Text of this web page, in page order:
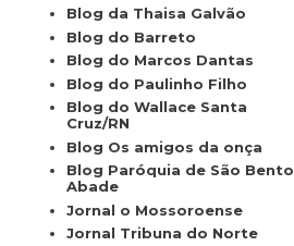
Blog da Thaisa Galvão
Blog do Barreto
Blog do Marcos Dantas
Blog do Paulinho Filho
Blog do Wallace Santa
Cruz/RN
Blog Os amigos da onça
Blog Paróquia de São Bento
Abade
Jornal o Mossoroense
Jornal Tribuna do Norte